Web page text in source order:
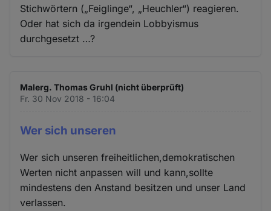
Stichwörtern („Feiglinge“, „Heuchler“) reagieren.
Oder hat sich da irgendein Lobbyismus
durchgesetzt …?
Malerg. Thomas Gruhl (nicht überprüft)
Fr. 30 Nov 2018 - 16:04
Wer sich unseren
Wer sich unseren freiheitlichen,demokratischen
Werten nicht anpassen will und kann,sollte
mindestens den Anstand besitzen und unser Land
verlassen.